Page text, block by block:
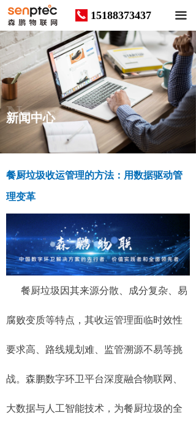
끀
끅 15188373437
餐厨垃圾收运管理的方法：用数据驱动管
理变革
餐厨垃圾因其来源分散、成分复杂、易
腐败变质等特点，其收运管理面临时效性
要求高、路线规划难、监管溯源不易等挑
战。森鹏数字环卫平台深度融合物联网、
大数据与人工智能技术，为餐厨垃圾的全
News
新闻中心